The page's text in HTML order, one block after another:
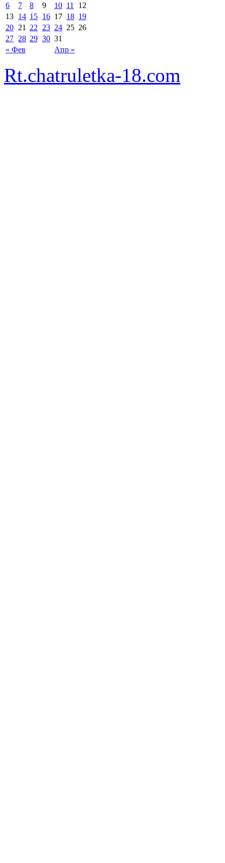
« Фев Апр »
6
7 8 9 10 11
12
13 14 15 16 17 18 19
20 21 22 23 24 25 26
27 28 29 30 31
Rt.chatruletka-18.com